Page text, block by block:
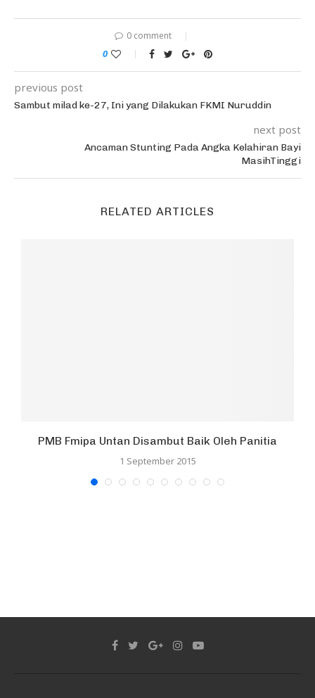
0 comment
0
previous post
Sambut milad ke-27, Ini yang Dilakukan FKMI Nuruddin
next post
Ancaman Stunting Pada Angka Kelahiran Bayi
MasihTinggi
RELATED ARTICLES
PMB Fmipa Untan Disambut Baik Oleh Panitia
1 September 2015